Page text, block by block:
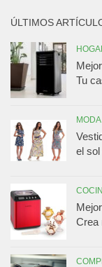
ÚLTIMOS
Tu
MODA
el
Crea